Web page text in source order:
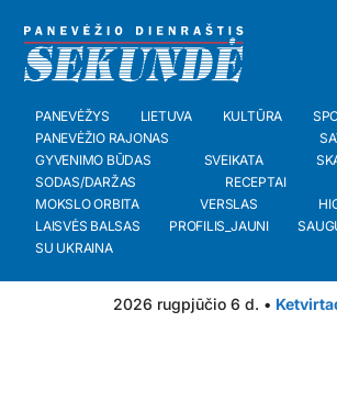
PANEVĖŽYS LIETUVA KULTŪRA
PANEVĖŽIO RAJONAS
GYVENIMO BŪDAS
SVEIKATA
SODAS/DARŽAS
RECEPTAI
MOKSLO ORBITA
VERSLAS
LAISVĖS BALSAS
PROFILIS_JAUNI
SU UKRAINA
2026 rugpjūčio 6 d. •